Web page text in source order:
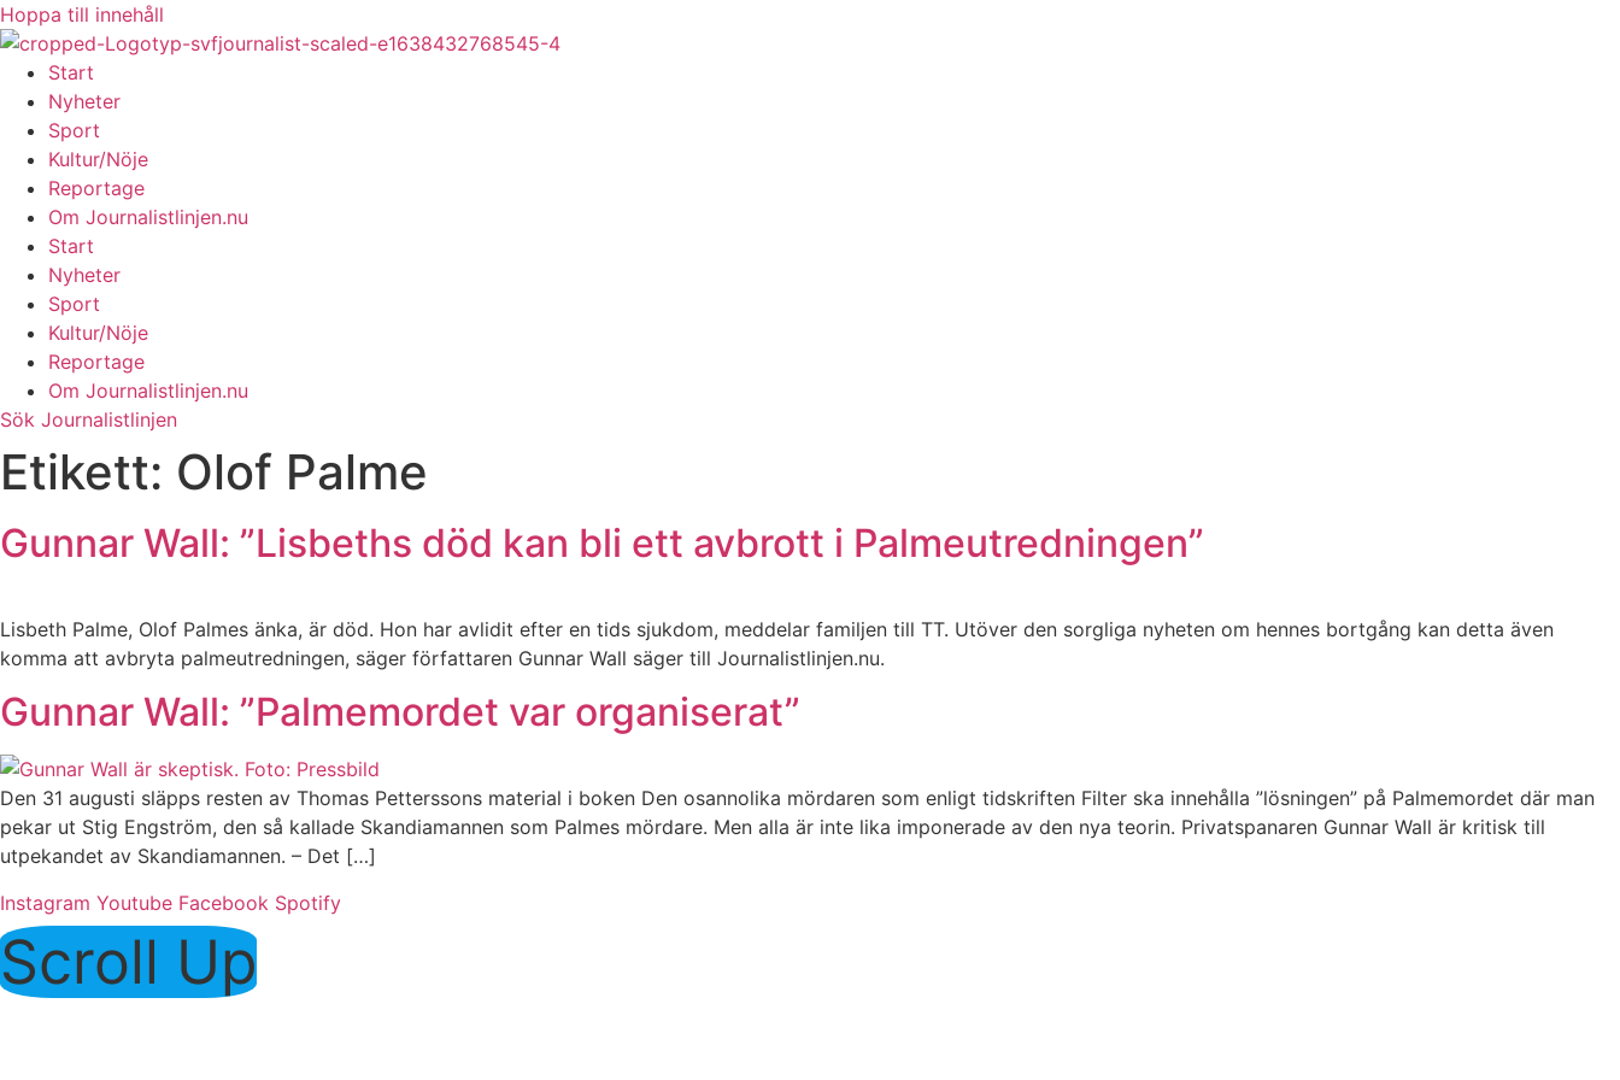
Hoppa till innehåll
Start
Nyheter
Sport
Kultur/Nöje
Reportage
Om Journalistlinjen.nu
Start
Nyheter
Sport
Kultur/Nöje
Reportage
Om Journalistlinjen.nu
Sök Journalistlinjen
Etikett: Olof Palme
Gunnar Wall: ”Lisbeths död kan bli ett avbrott i Palmeutredningen”
Lisbeth Palme, Olof Palmes änka, är död. Hon har avlidit efter en tids sjukdom, meddelar familjen till TT. Utöver den sorgliga nyheten om hennes bortgång kan detta även
komma att avbryta palmeutredningen, säger författaren Gunnar Wall säger till Journalistlinjen.nu.
Gunnar Wall: ”Palmemordet var organiserat”
Den 31 augusti släpps resten av Thomas Petterssons material i boken Den osannolika mördaren som enligt tidskriften Filter ska innehålla ”lösningen” på Palmemordet där man
pekar ut Stig Engström, den så kallade Skandiamannen som Palmes mördare. Men alla är inte lika imponerade av den nya teorin. Privatspanaren Gunnar Wall är kritisk till
utpekandet av Skandiamannen. – Det […]
Instagram Youtube Facebook Spotify
Scroll Up